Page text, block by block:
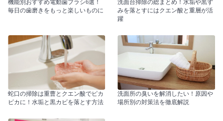
機能別おすすめ電動歯ブラシ6選！
毎日の歯磨きをもっと楽しいものに
洗面台掃除の総まとめ！水垢や黒ず
みを落とすにはクエン酸と重層が活
躍
蛇口の掃除は重曹とクエン酸でピカ
ピカに！水垢と黒カビを落とす方法
洗面所の臭いを解消したい！原因や
場所別の対策法を徹底解説